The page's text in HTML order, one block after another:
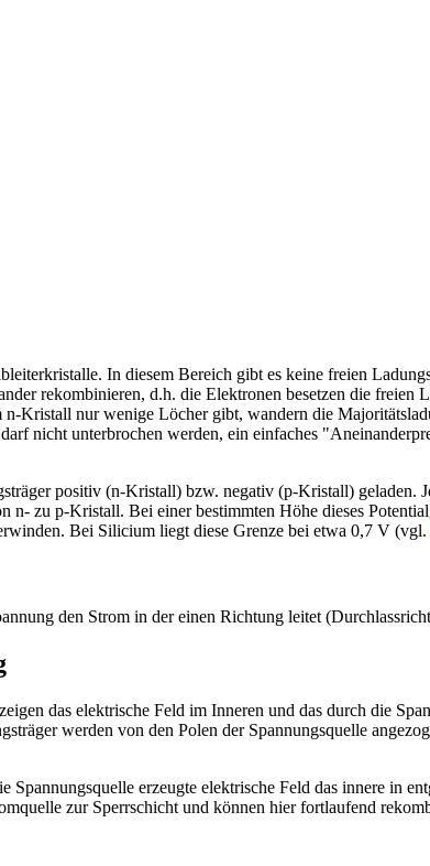
In diesem Bereich gibt es keine freien
rekombinieren, d.h. die Elektronen besetzen die freien
Kristall nur wenige Löcher gibt, wandern die
nicht unterbrochen werden, ein einfaches
positiv (n-Kristall) bzw. negativ (p-Kristall) geladen.
zu p-Kristall. Bei einer bestimmten Höhe dieses
Bei Silicium liegt diese Grenze bei etwa 0,7 V (vgl.
den Strom in der einen Richtung leitet
das elektrische Feld im Inneren und das durch die
werden von den Polen der Spannungsquelle
erzeugte elektrische Feld das innere in
zur Sperrschicht und können hier fortlaufend